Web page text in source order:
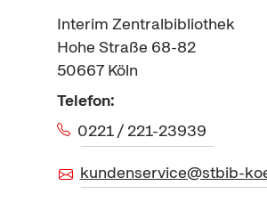
Interim Zentralbibliothek
Hohe Straße 68-82
50667 Köln
Telefon:
0221 / 221-23939
kundenservice@stbib-